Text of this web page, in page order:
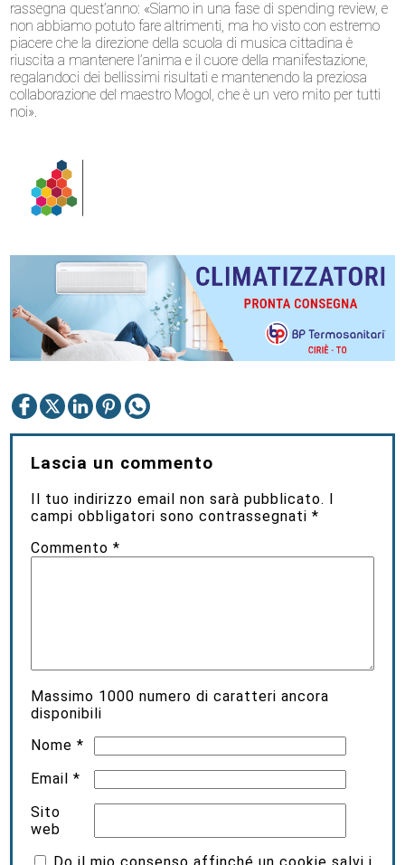
rassegna quest’anno: «Siamo in una fase di spending review, e
non abbiamo potuto fare altrimenti, ma ho visto con estremo
piacere che la direzione della scuola di musica cittadina è
riuscita a mantenere l’anima e il cuore della manifestazione,
regalandoci dei bellissimi risultati e mantenendo la preziosa
collaborazione del maestro Mogol, che è un vero mito per tutti
noi».
Lascia un commento
Il tuo indirizzo email non sarà pubblicato. I
campi obbligatori sono contrassegnati*
Commento*
Massimo 1000 numero di caratteri ancora
disponibili
Nome*
Email*
Sito
web
Do il mio consenso affinché un cookie salvi i